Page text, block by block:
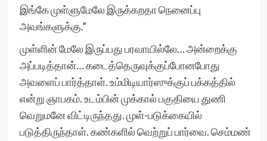
இங்கே முள்ளுமேலே இருக்கறதா நெனைப்பு
அவங்களுக்கு.”
முள்ளின் மேலே இருப்பது பரவாயில்லே… அன்றைக்கு
அப்படித்தான்… கடைத்தெருவுக்குப்போனபோது
அவளைப் பார்த்தாள். உம்மிடியார்ஸுக்குப் பக்கத்தில்
என்று ஞாபகம். உடம்பின் முக்கால் பகுதியை துணி
வெறுமனே விட்டிருந்தது. முள்-படுக்கையில்
படுத்திருந்தாள். கண்களில் வெற்றுப் பார்வை. செம்மண்